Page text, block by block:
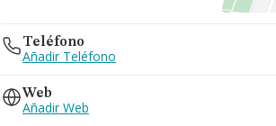
Teléfono
Añadir Teléfono
Web
Añadir Web